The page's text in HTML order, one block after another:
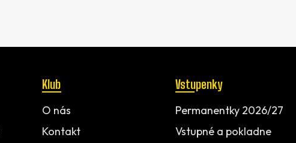
Klub
O nás
Kontakt
Vstupenky
Permanentky 2026/27
Vstupné a pokladne